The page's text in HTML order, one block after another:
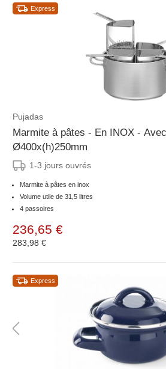
Express
Pujadas
Marmite à pâtes - En INOX -
Ø400x(h)250mm
1-3 jours ouvrés
Marmite à pâtes en inox
Volume utile de 31,5 litres
4 passoires
236,65 €
283,98 €
Express